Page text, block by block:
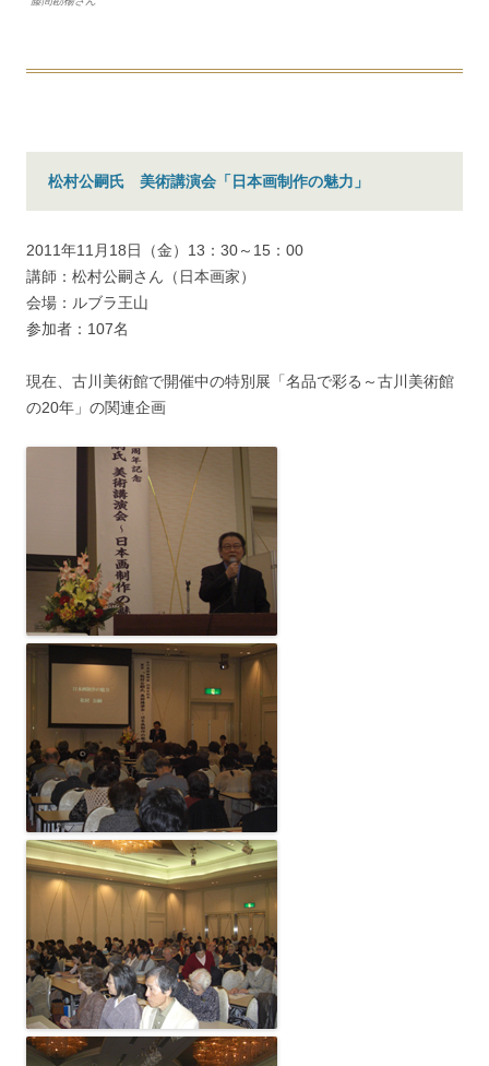
松村公嗣氏 美術講演会「日本画制作の魅力」
2011年11月18日（金）13：30～15：00
講師：松村公嗣さん（日本画家）
会場：ルブラ王山
参加者：107名
現在、古川美術館で開催中の特別展「名品で彩る～古川美術館
の20年」の関連企画